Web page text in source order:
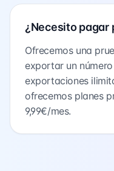
¿Necesito pagar
Ofrecemos una
exportar un
exportaciones
ofrecemos planes
9,99€/mes.